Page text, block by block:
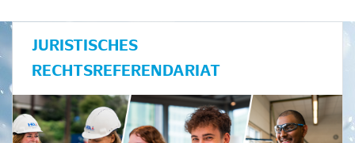
JURISTISCHES
RECHTSREFERENDARIAT